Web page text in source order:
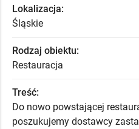
Lokalizacja:
Śląskie
Rodzaj obiektu:
Restauracja
Treść:
Do nowo powstającej
poszukujemy dostawcy